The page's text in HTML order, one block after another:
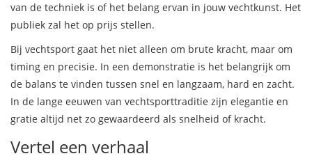
van de techniek is of het belang ervan in jouw vechtkunst. Het
publiek zal het op prijs stellen.
Bij vechtsport gaat het niet alleen om brute kracht, maar om
timing en precisie. In een demonstratie is het belangrijk om
de balans te vinden tussen snel en langzaam, hard en zacht.
In de lange eeuwen van vechtsporttraditie zijn elegantie en
gratie altijd net zo gewaardeerd als snelheid of kracht.
Vertel een verhaal